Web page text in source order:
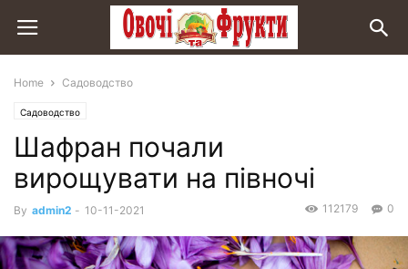
Home Садоводство
Садоводство
Шафран почали
вирощувати на півночі
By admin2 - 10-11-2021 0
112179